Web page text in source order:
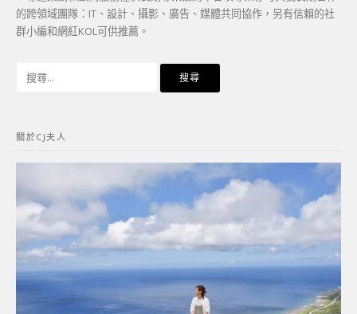
的跨領域團隊：IT、設計、攝影、廣告、媒體共同協作，另有信賴的社
群小編和網紅KOL可供推薦。
字:
關於CJ夫人